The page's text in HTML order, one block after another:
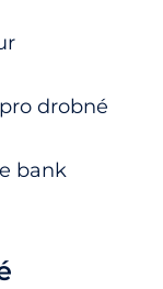
drobné
bank